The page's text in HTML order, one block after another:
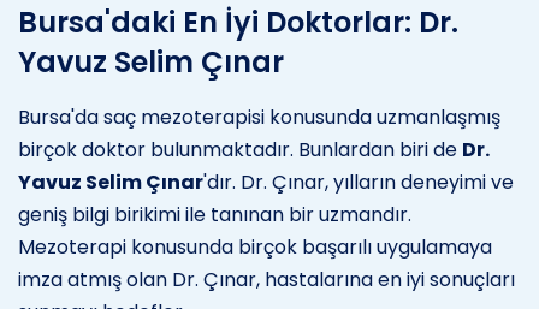
Bursa'daki En İyi Doktorlar: Dr.
Yavuz Selim Çınar
Bursa'da saç mezoterapisi konusunda uzmanlaşmış
birçok doktor bulunmaktadır. Bunlardan biri de Dr.
Yavuz Selim Çınar'dır. Dr. Çınar, yılların deneyimi ve
geniş bilgi birikimi ile tanınan bir uzmandır.
Mezoterapi konusunda birçok başarılı uygulamaya
imza atmış olan Dr. Çınar, hastalarına en iyi sonuçları